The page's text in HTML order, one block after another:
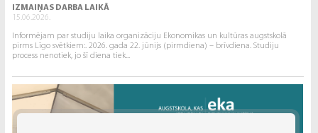
IZMAIŅAS DARBA LAIKĀ
15.06.2026.
Informējam par studiju laika organizāciju Ekonomikas un kultūras augstskolā
pirms Līgo svētkiem:. 2026. gada 22. jūnijs (pirmdiena) – brīvdiena. Studiju
process nenotiek, jo šī diena tiek...